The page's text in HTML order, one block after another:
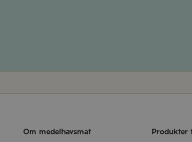
Om medelhavsmat Produkter